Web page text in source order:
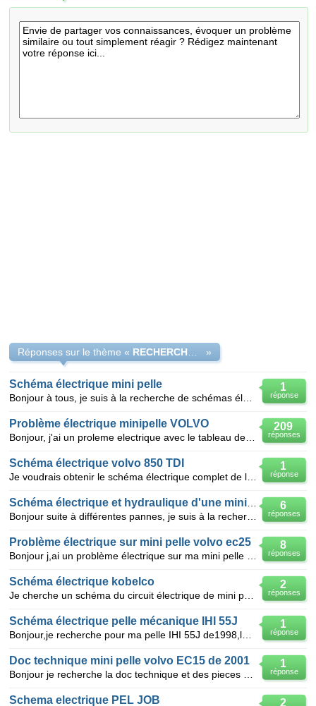
Réponses sur le thème « »
1
réponse
Schéma électrique mini pelle
209
réponses
Problème électrique minipelle VOLVO
1
réponse
Schéma électrique volvo 850 TDI
6
réponses
8
réponses
Problème électrique sur mini pelle volvo ec25
2
réponses
Schéma électrique kobelco
1
réponse
Schéma électrique pelle mécanique IHI 55J
1
réponse
Doc technique mini pelle volvo EC15 de 2001
2
Schema electrique PEL JOB